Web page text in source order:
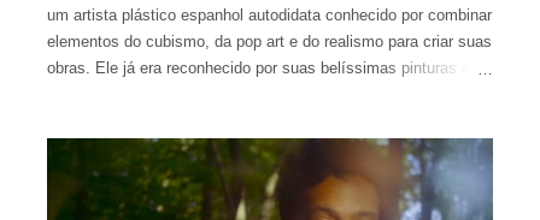
um artista plástico espanhol autodidata conhecido por combinar
elementos do cubismo, da pop art e do realismo para criar suas
obras. Ele já era reconhecido por suas belíssimas pinturas e
partir de técnicas de spray, viraram referência no mundo
eclético da arte. Porém, em sua fase atual, quebrar as regras
da proporção é sua maior fonte de inspiração e isso o leva a